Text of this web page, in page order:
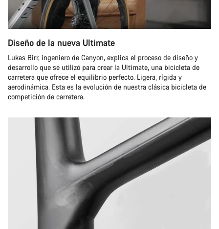
Diseño de la nueva Ultimate
Lukas Birr, ingeniero de Canyon, explica el proceso de diseño y
desarrollo que se utilizó para crear la Ultimate, una bicicleta de
carretera que ofrece el equilibrio perfecto. Ligera, rígida y
aerodinámica. Esta es la evolución de nuestra clásica bicicleta de
competición de carretera.